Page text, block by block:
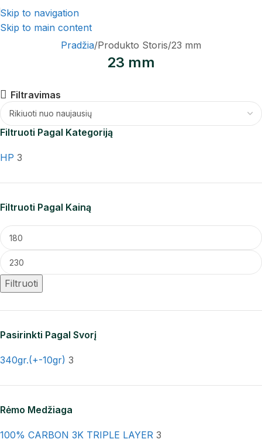
Skip to navigation
Skip to main content
Pradžia Produkto Storis 23 mm
23 mm
Filtravimas
Filtruoti Pagal Kategoriją
HP 3
Filtruoti Pagal Kainą
Filtruoti
Pasirinkti Pagal Svorį
340gr.(+-10gr) 3
Rėmo Medžiaga
100% CARBON 3K TRIPLE LAYER 3